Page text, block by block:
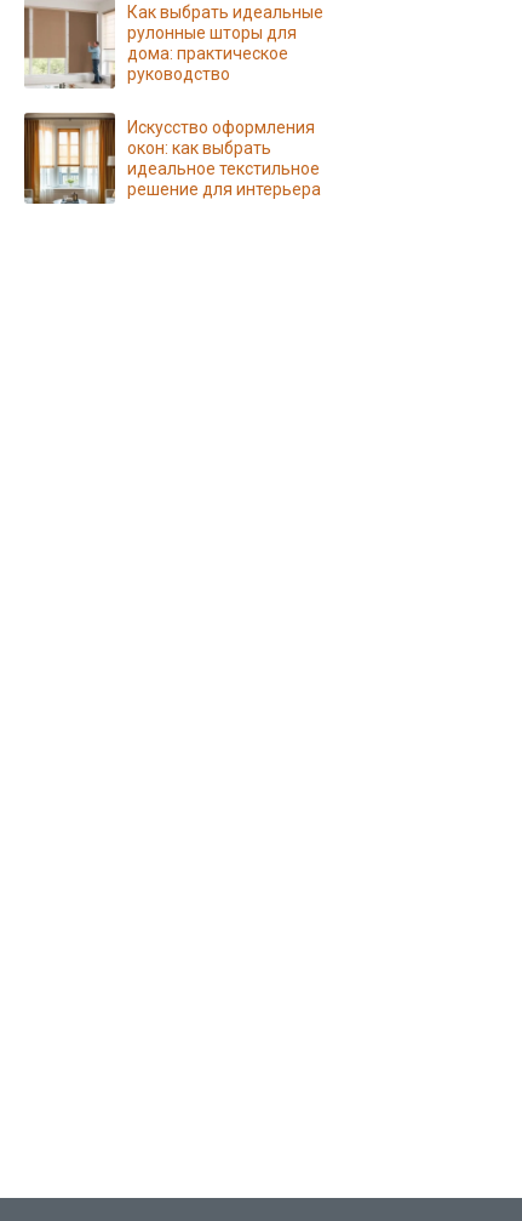
Как выбрать идеальные
рулонные шторы для
дома: практическое
руководство
Искусство оформления
окон: как выбрать
идеальное текстильное
решение для интерьера